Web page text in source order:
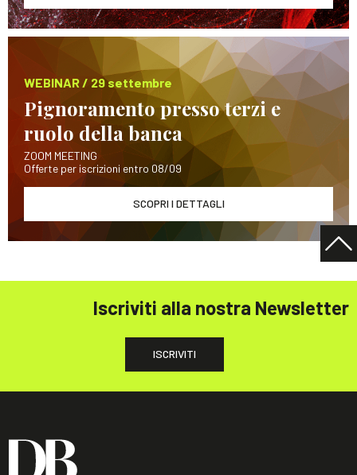
WEBINAR / 29 settembre
Pignoramento presso terzi e
ruolo della banca
ZOOM MEETING
Offerte per iscrizioni entro 08/09
SCOPRI I DETTAGLI
Iscriviti alla nostra Newsletter
ISCRIVITI